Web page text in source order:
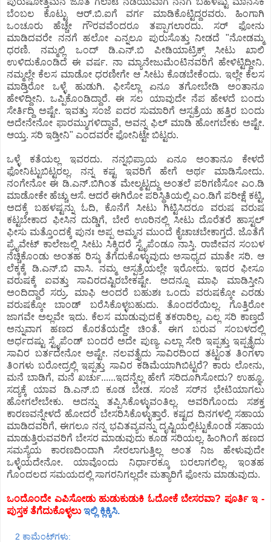
ಬೆಂಬಲ ಕೊಟ್ಟು ಆರ್.ಬಿ.ಐಗೆ ವರ್ಗ ಮಾಡಿಕೊಟ್ಟಿದ್ದರವರು. ಹಿಂಗಾಗಿ
ಒಂಚೂರು ಹೆಚ್ಚೇ ಗೌರವವೆಂದರೂ ತಪ್ಪಾಗಲಾರದು. ಸರ್ ಫೋನು
ಮಾಡಿದವರೇ ನನಗೆ ಹಲೋ ಎನ್ನಲೂ ಪುರುಸೊತ್ತು ನೀಡದೆ "ನೋಡಮ್ಮ
ಧರಣಿ. ನಮ್ಮಲ್ಲಿ ಒಂದ್ ಡಿ.ಎನ್.ಬಿ ಪೀಡಿಯಾಟ್ರಿಕ್ಸ್ ಸೀಟು ಖಾಲಿ
ಉಳಿದುಕೊಂಡಿದೆ ಈ ವರ್ಷ. ನಾ ಮ್ಯಾನೇಜುಮೆಂಟಿನವರಿಗೆ ಹೇಳಿಟ್ಟಿದ್ದೀನಿ.
ನಮ್ಮಲ್ಲೇ ಕೆಲಸ ಮಾಡೋ ಧರಣೀಗೇ ಆ ಸೀಟು ಕೊಡಬೇಕೆಂದು. ಇಲ್ಲೇ ಕೆಲಸ
ಮಾಡ್ತಿರೋ ಒಳ್ಳೆ ಹುಡುಗಿ. ಫೀಸೆಲ್ಲಾ ಏನೂ ತಗೋಬೇಡಿ ಅಂತಾನೂ
ಹೇಳಿದ್ದೀನಿ. ಒಪ್ಪಿಕೊಂಡಿದ್ದಾರೆ. ಈ ಸಲ ಯಾವುದೇ ನೆಪ ಹೇಳದೆ ಬಂದು
ಸೇರ್ತಿದ್ದಿ ಅಷ್ಟೇ. ಇವತ್ತು ಸಂಜೆ ಐದರ ಸುಮಾರಿಗೆ ಆಸ್ಪತ್ರೆಯ ಹತ್ತಿರ ಬಂದು
ಅದೇನೇನೋ ಫಾರಮ್ಮುಗಳಿದ್ದಾವೆ, ಅವನ್ನ ಫಿಲ್ ಮಾಡಿ ಹೋಗಬೇಕು ಅಷ್ಟೇ.
ಆಯ್ತ. ಸರಿ ಇಡ್ತೀನಿ" ಎಂದವರೇ ಫೋನಿಟ್ಟೇ ಬಿಟ್ಟರು.
ಒಳ್ಳೆ ಕತೆಯಲ್ಲ ಇವರದು. ನನ್ನಭಿಪ್ರಾಯ ಏನೂ ಅಂತಾನೂ ಕೇಳದೆ
ಫೋನಿಟ್ಟುಬಿಟ್ಟರಲ್ಲ. ನನ್ನ ಕಷ್ಟ ಇವರಿಗೆ ಹೇಗೆ ಅರ್ಥ ಮಾಡಿಸೋದು.
ನಂಗೇನೋ ಈ ಡಿ.ಎನ್.ಬಿಗಿಂತ ಮೇಲ್ಮಟ್ಟದ್ದು ಅಂತಲೆ ಪರಿಗಣಿಸೋ ಎಂ.ಡಿ
ಮಾಡೋಕೇ ಹೆಚ್ಚು ಆಸೆ. ಆದರೆ ಈಗಿರೋ ಪರಿಸ್ಥಿತಿಯಲ್ಲಿ ಎಂ.ಡಿಗೆ ಪರೀಕ್ಷೆ ಕಟ್ಟಿ,
ಅದಕ್ಕೆ ಬಹಳಷ್ಟನ್ನು ಓದಿ, ಕೊನೆಗೆ ಸೀಟು ಗಿಟ್ಟಿಸಿದರೂ ವರುಷ ವರುಷ
ಕಟ್ಟಬೇಕಾದ ಫೀಸಿನ ದುಡ್ಡಿಗೆ, ಬೇರೆ ಊರಿನಲ್ಲಿ ಸೀಟು ದೊರೆತರೆ ಹಾಸ್ಟಲ್
ಫೀಸು ಮತ್ತೊಂದಕ್ಕೆ ಪುನಃ ಅಪ್ಪ ಅಮ್ಮನ ಮುಂದೆ ಕೈಚಾಚಬೇಕಾಗ್ತದೆ. ಜೊತೆಗೆ
ಪ್ರೈವೇಟ್ ಕಾಲೇಜಲ್ಲಿ ಸೀಟು ಸಿಕ್ಕಿದರೆ ಸ್ಟೈಪೆಂಡೂ ನಾಸ್ತಿ. ರಾಜೀವನ ಸಂಬಳ
ನೆಚ್ಚಿಕೊಂಡು ಅಂತಹ ರಿಸ್ಕು ತೆಗೆದುಕೊಳ್ಳುವುದು ಅಸಾಧ್ಯದ ಮಾತೇ ಸರಿ. ಆ
ಲೆಕ್ಕಕ್ಕೆ ಡಿ.ಎನ್.ಬಿ ವಾಸಿ. ನಮ್ಮ ಆಸ್ಪತ್ರೆಯಲ್ಲೇ ಇರೋದು. ಇದರ ಫೀಸೂ
ವರುಷಕ್ಕೆ ಐವತ್ತು ಸಾವಿರದಷ್ಟಿರಬೇಕಷ್ಟೇ. ಅದನ್ನೂ ಮಾಫಿ ಮಾಡಿಸ್ತೀನಿ
ಅಂದಿದ್ದಾರೆ ಸರ್ರು. ಮಾಫಿ ಅಂದರೆ ಬಹುಶಃ ಒಂದು ವರುಷಕ್ಕೋ ಎರಡು
ವರುಷಕ್ಕೋ ಬಾಂಡ್ ಬರೆಸಿಕೊಳ್ಳಬಹುದು. ತೊಂದರೆಯಿಲ್ಲ. ಗೊತ್ತಿರೋ
ಜಾಗವೇ ಅಲ್ಲವೇ ಇದು. ಕೆಲಸ ಮಾಡುವುದಕ್ಕೆ ತಕರಾರಿಲ್ಲ. ಎಲ್ಲ ಸರಿ ಕಾಣ್ತದೆ
ಅನ್ನುವಾಗ ಹಣದ ಕೊರತೆಯದ್ದೇ ಚಿಂತೆ. ಈಗ ಬರುವ ಸಂಬಳದಲ್ಲಿ
ಅರ್ಧದಷ್ಟು ಸ್ಟೈಪೆಂಡ್ ಬಂದರೆ ಅದೇ ಪುಣ್ಯ. ಎಲ್ಲಾ ಸೇರಿ ಇಪ್ಪತ್ತು ಇಪ್ಪತ್ತೈದು
ಸಾವಿರ ಬರ್ತದೇನೋ ಅಷ್ಟೇ. ನಲವತ್ತೈದು ಸಾವಿರದಿಂದ ತಟ್ಟಂತ ತಿಂಗಳಾ
ತಿಂಗಳು ಬರೋದ್ರಲ್ಲಿ ಇಪ್ಪತ್ತು ಸಾವಿರ ಕಡಿಮೆಯಾಗಿಬಿಟ್ಟರೆ? ಕಾರು ಲೋನು,
ಮನೆ ಬಾಡಿಗೆ, ಮನೆ ಖರ್ಚು......ಇದನ್ನೆಲ್ಲ ಹೇಗೆ ಸರಿದೂಗಿಸೋದು? ಉಹ್ಞೂ.
ಸದ್ಯಕ್ಕೆ ಯಾವ ಡಿ.ಎನ್.ಬಿ ಕೂಡ ಬೇಡ. ಸಂಜೆ ಸರ್‍‍ನ ಭೇಟಿಯಾಗಲು
ಹೋಗಲೇಬೇಕು. ಅದನ್ನು ತಪ್ಪಿಸಿಕೊಳ್ಳುವಂತಿಲ್ಲ. ಅವರಿಗೊಂದು ಸಶಕ್ತ
ಕಾರಣವನ್ನೇಳದೆ ಹೋದರೆ ಬೇಸರಿಸಿಕೊಳ್ಳುತ್ತಾರೆ. ಕಷ್ಟದ ದಿನಗಳಲ್ಲಿ ಸಹಾಯ
ಮಾಡಿದವರಿಗೆ, ಈಗಲೂ ನನ್ನ ಭವಿತವ್ಯವನ್ನು ದೃಷ್ಟಿಯಲ್ಲಿಟ್ಟುಕೊಂಡೆ ಸಹಾಯ
ಮಾಡುತ್ತಿರುವವರಿಗೆ ಬೇಸರ ಮಾಡುವುದು ಕೂಡ ಸರಿಯಲ್ಲ. ಹಿಂಗಿಂಗೆ ಹಣದ
ಸಮಸ್ಯೆಯ ಕಾರಣದಿಂದಾಗಿ ಸೇರಲಾಗುತ್ತಿಲ್ಲ ಅಂತ ನಿಜ ಹೇಳುವುದೇ
ಒಳ್ಳೆಯದೇನೋ. ಯಾವೊಂದು ನಿರ್ಧಾರಕ್ಕೂ ಬರಲಾಗಲಿಲ್ಲ. ಇಂತಹ
ಗೊಂದಲದ ಸಮಯದಲ್ಲಿ ಸಾಗರನಿಗಲ್ಲದೇ ಮತ್ಯಾರಿಗೆ ಫೋನು ಮಾಡುವುದು.
ಒಂದೊಂದೇ ಎಪಿಸೋಡು ಹುಡುಕುಡುಕಿ ಓದೋಕೆ ಬೇಸರವಾ? ಪೂರ್ತಿ ಇ -
ಪುಸ್ತಕ ತೆಗೆದುಕೊಳ್ಳಲುಇಲ್ಲಿ ಕ್ಲಿಕ್ಕಿಸಿ.
2 ಕಾಮೆಂಟ್‌ಗಳು: